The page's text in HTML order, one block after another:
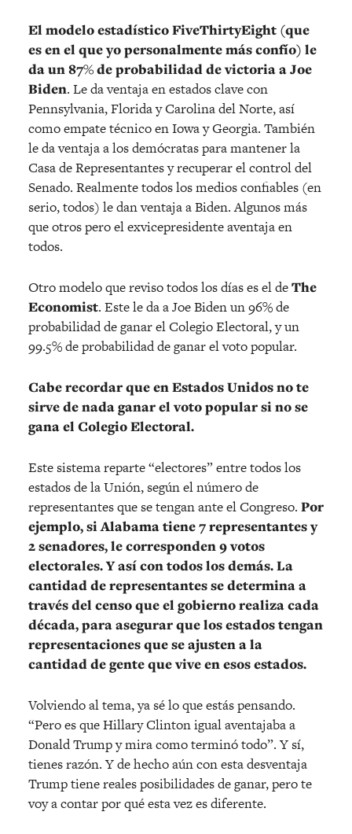
El modelo estadístico FiveThirtyEight (que
es en el que yo personalmente más confío) le
da un 87% de probabilidad de victoria a Joe
Biden. Le da ventaja en estados clave con
Pennsylvania, Florida y Carolina del Norte, así
como empate técnico en Iowa y Georgia. También
le da ventaja a los demócratas para mantener la
Casa de Representantes y recuperar el control del
Senado. Realmente todos los medios confiables (en
serio, todos) le dan ventaja a Biden. Algunos más
que otros pero el exvicepresidente aventaja en
todos.
Otro modelo que reviso todos los días es el deThe
Economist. Este le da a Joe Biden un 96% de
probabilidad de ganar el Colegio Electoral, y un
99.5% de probabilidad de ganar el voto popular.
Cabe recordar que en Estados Unidos no te
sirve de nada ganar el voto popular si no se
gana el Colegio Electoral.
Este sistema reparte “electores” entre todos los
estados de la Unión, según el número de
representantes que se tengan ante el Congreso. Por
ejemplo, si Alabama tiene 7 representantes y
2 senadores, le corresponden 9 votos
electorales. Y así con todos los demás. La
cantidad de representantes se determina a
través del censo que el gobierno realiza cada
década, para asegurar que los estados tengan
representaciones que se ajusten a la
cantidad de gente que vive en esos estados.
Volviendo al tema, ya sé lo que estás pensando.
“Pero es que Hillary Clinton igual aventajaba a
Donald Trump y mira como terminó todo”. Y sí,
tienes razón. Y de hecho aún con esta desventaja
Trump tiene reales posibilidades de ganar, pero te
voy a contar por qué esta vez es diferente.